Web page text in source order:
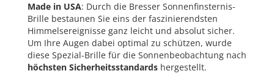
Made in USA: Durch die Bresser Sonnenfinsternis-
Brille bestaunen Sie eins der faszinierendsten
Himmelsereignisse ganz leicht und absolut sicher.
Um Ihre Augen dabei optimal zu schützen, wurde
diese Spezial-Brille für die Sonnenbeobachtung nach
höchsten Sicherheitsstandards hergestellt.